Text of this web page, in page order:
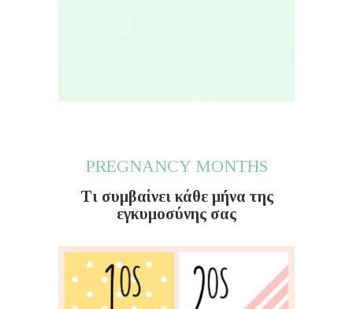
PREGNANCY MONTHS
Τι συμβαίνει κάθε μήνα της
εγκυμοσύνης σας